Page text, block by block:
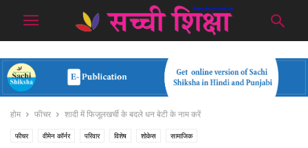
होम फीचर शादी में फिजूलखर्ची के बदले धन बेटी के नाम करें
फीचर वीमेन कॉर्नर परिवार विशेष शोकेस सामाजिक